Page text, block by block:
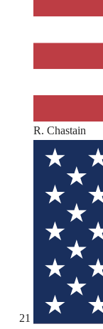
R. Chastain
21